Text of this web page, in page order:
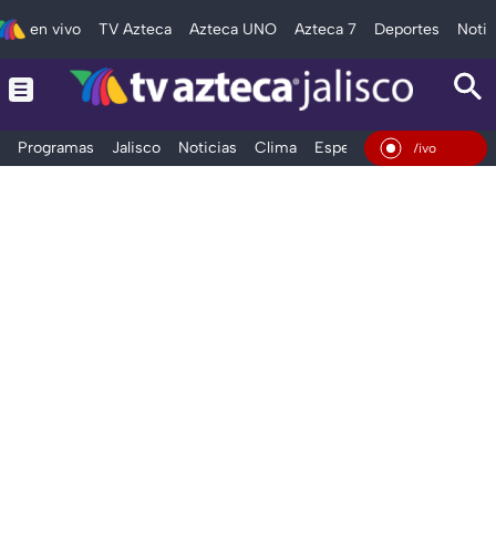
en vivo TV Azteca Azteca UNO Azteca 7 Deportes
Programas Jalisco Noticias Clima Espectáculos Deportes
En Vivo